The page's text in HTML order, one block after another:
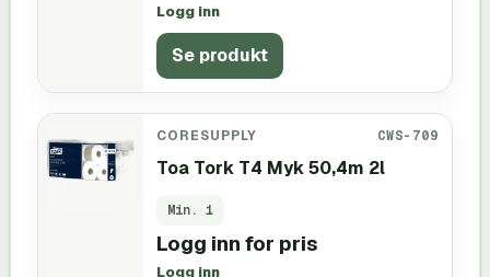
Logg inn
Se produkt
CORESUPPLY CWS-709
Toa Tork T4 Myk 50,4m 2l
Min. 1
Logg inn for pris
Logg inn